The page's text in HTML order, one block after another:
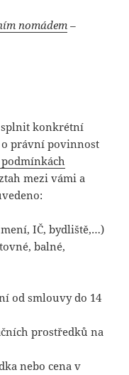
nomádem –
splnit konkrétní
právní povinnost
mezi vámi a
IČ, bydliště,…)
balné,
od smlouvy do 14
prostředků na
nebo cena v